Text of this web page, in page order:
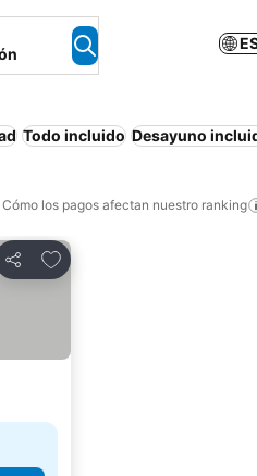
Todo incluido Desayuno
Cómo los pagos afectan nuestro ranking
Compartir
Agregar a favoritos